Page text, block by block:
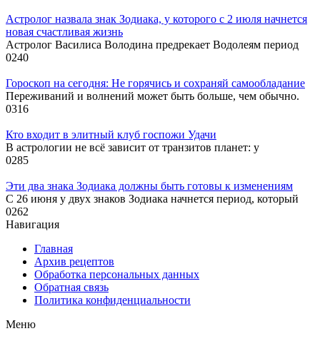
Астролог назвала знак Зодиака, у которого с 2 июля начнется
новая счастливая жизнь
Астролог Василиса Володина предрекает Водолеям период
0240
Гороскоп на сегодня: Не горячись и сохраняй самообладание
Переживаний и волнений может быть больше, чем обычно.
0316
Кто входит в элитный клуб госпожи Удачи
В астрологии не всё зависит от транзитов планет: у
0285
Эти два знака Зодиака должны быть готовы к изменениям
С 26 июня у двух знаков Зодиака начнется период, который
0262
Навигация
Главная
Архив рецептов
Обработка персональных данных
Обратная связь
Политика конфиденциальности
Меню